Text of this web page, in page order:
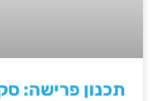
תכנון פרישה: